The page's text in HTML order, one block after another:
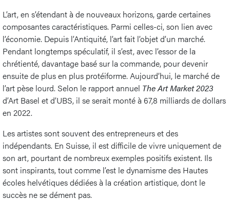
L’art, en s’étendant à de nouveaux horizons, garde certaines
composantes caractéristiques. Parmi celles-ci, son lien avec
l’économie. Depuis l’Antiquité, l’art fait l’objet d’un marché.
Pendant longtemps spéculatif, il s’est, avec l’essor de la
chrétienté, davantage basé sur la commande, pour devenir
ensuite de plus en plus protéiforme. Aujourd’hui, le marché de
l’art pèse lourd. Selon le rapport annuel The Art Market 2023
d’Art Basel et d’UBS, il se serait monté à 67,8 milliards de dollars
en 2022.
Les artistes sont souvent des entrepreneurs et des
indépendants. En Suisse, il est difficile de vivre uniquement de
son art, pourtant de nombreux exemples positifs existent. Ils
sont inspirants, tout comme l’est le dynamisme des Hautes
écoles helvétiques dédiées à la création artistique, dont le
succès ne se dément pas.